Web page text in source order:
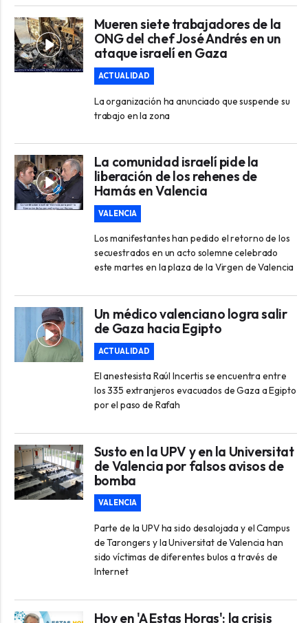
Mueren siete trabajadores de la
ONG del chef José Andrés en un
ataque israelí en Gaza
ACTUALIDAD
La organización ha anunciado que suspende su
trabajo en la zona
La comunidad israelí pide la
liberación de los rehenes de
Hamás en Valencia
VALENCIA
Los manifestantes han pedido el retorno de los
secuestrados en un acto solemne celebrado
este martes en la plaza de la Virgen de Valencia
Un médico valenciano logra salir
de Gaza hacia Egipto
ACTUALIDAD
El anestesista Raúl Incertis se encuentra entre
los 335 extranjeros evacuados de Gaza a Egipto
por el paso de Rafah
Susto en la UPV y en la Universitat
de Valencia por falsos avisos de
bomba
VALENCIA
Parte de la UPV ha sido desalojada y el Campus
de Tarongers y la Universitat de Valencia han
sido víctimas de diferentes bulos a través de
Internet
Hoy en 'A Estas Horas': la crisis